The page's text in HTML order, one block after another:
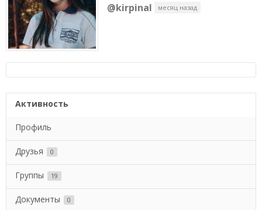
@kirpinal месяц назад
Активность
Профиль
Друзья 0
Группы 19
Документы 0